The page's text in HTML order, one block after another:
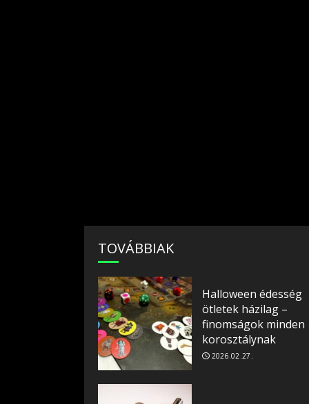
TOVÁBBIAK
Halloween édesség
ötletek házilag –
finomságok minden
korosztálynak
2026.02.27.